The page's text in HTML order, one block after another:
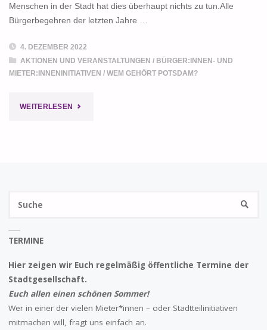
Menschen in der Stadt hat dies überhaupt nichts zu tun.Alle
Bürgerbegehren der letzten Jahre …
4. DEZEMBER 2022
AKTIONEN UND VERANSTALTUNGEN / BÜRGER:INNEN- UND
MIETER:INNENINITIATIVEN / WEM GEHÖRT POTSDAM?
WEITERLESEN "BÜRGERBEGEHREN
SUCHE
TERMINE
Hier zeigen wir Euch regelmäßig öffentliche Termine der
Stadtgesellschaft.
Euch allen einen schönen Sommer!
Wer in einer der vielen Mieter*innen – oder Stadtteilinitiativen
mitmachen will, fragt uns einfach an.